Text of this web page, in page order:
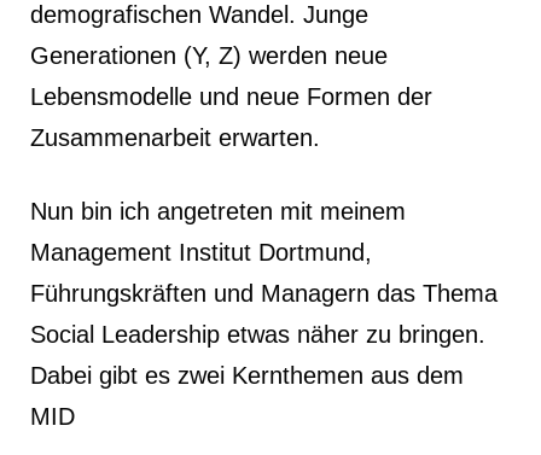
demografischen Wandel. Junge
Generationen (Y, Z) werden neue
Lebensmodelle und neue Formen der
Zusammenarbeit erwarten.
Nun bin ich angetreten mit meinem
Management Institut Dortmund,
Führungskräften und Managern das Thema
Social Leadership etwas näher zu bringen.
Dabei gibt es zwei Kernthemen aus dem
MID